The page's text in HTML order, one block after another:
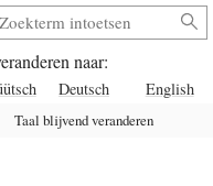
naar:
Deutsch English
Taal blijvend veranderen